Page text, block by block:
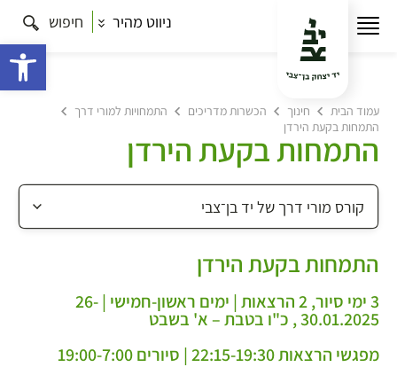
ניווט מהיר חיפוש
עמוד הבית חינוך הכשרות מדריכים
התמחויות למורי דרך
התמחות בקעת הירדן
התמחות בקעת הירדן
התמחות בקעת הירדן
3 ימי סיור, 2 הרצאות | ימים ראשון-חמישי | 26-
30.01.2025 , כ"ו בטבת – א' בשבט
מפגשי הרצאות 22:15-19:30 | סיורים 19:00-7:00